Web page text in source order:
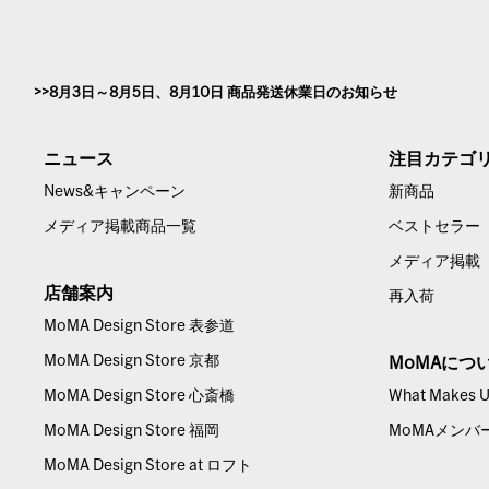
8月3日～8月5日、8月10日 商品発送休業日のお知らせ
ニュース
News&キャンペーン
メディア掲載商品一覧
店舗案内
MoMA Design Store 表参道
MoMA Design Store 京都
MoMA Design Store 心斎橋
MoMA Design Store 福岡
MoMA Design Store at ロフト
注目カテゴ
新商品
ベストセラー
メディア掲載
再入荷
MoMAにつ
What Makes
MoMAメンバ